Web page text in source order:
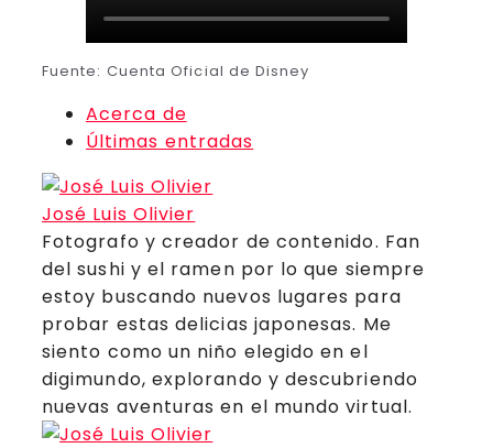
Fuente: Cuenta Oficial de Disney
Acerca de
Últimas entradas
José Luis Olivier
Fotografo y creador de contenido. Fan
del sushi y el ramen por lo que siempre
estoy buscando nuevos lugares para
probar estas delicias japonesas. Me
siento como un niño elegido en el
digimundo, explorando y descubriendo
nuevas aventuras en el mundo virtual.